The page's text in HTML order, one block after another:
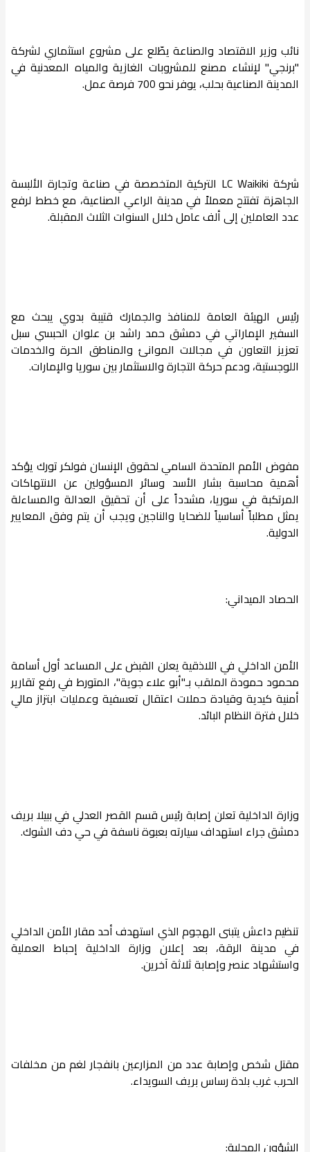
نائب وزير الاقتصاد والصناعة يطّلع على مشروع استثماري لشركة
"برنجي" لإنشاء مصنع للمشروبات الغازية والمياه المعدنية في
المدينة الصناعية بحلب، يوفر نحو 700 فرصة عمل.
شركة LC Waikiki التركية المتخصصة في صناعة وتجارة الألبسة
الجاهزة تفتتح معملاً في مدينة الراعي الصناعية، مع خطط لرفع
عدد العاملين إلى ألف عامل خلال السنوات الثلاث المقبلة.
رئيس الهيئة العامة للمنافذ والجمارك قتيبة بدوي يبحث مع
السفير الإماراتي في دمشق حمد راشد بن علوان الحبسي سبل
تعزيز التعاون في مجالات الموانئ والمناطق الحرة والخدمات
اللوجستية، ودعم حركة التجارة والاستثمار بين سوريا والإمارات.
مفوض الأمم المتحدة السامي لحقوق الإنسان فولكر تورك يؤكد
أهمية محاسبة بشار الأسد وسائر المسؤولين عن الانتهاكات
المرتكبة في سوريا، مشدداً على أن تحقيق العدالة والمساءلة
يمثل مطلباً أساسياً للضحايا والناجين ويجب أن يتم وفق المعايير
الدولية.
الحصاد الميداني:
الأمن الداخلي في اللاذقية يعلن القبض على المساعد أول أسامة
محمود حمودة الملقب بـ"أبو علاء جوية"، المتورط في رفع تقارير
أمنية كيدية وقيادة حملات اعتقال تعسفية وعمليات ابتزاز مالي
خلال فترة النظام البائد.
وزارة الداخلية تعلن إصابة رئيس قسم القصر العدلي في ببيلا بريف
دمشق جراء استهداف سيارته بعبوة ناسفة في حي دف الشوك.
تنظيم داعش يتبنى الهجوم الذي استهدف أحد مقار الأمن الداخلي
في مدينة الرقة، بعد إعلان وزارة الداخلية إحباط العملية
واستشهاد عنصر وإصابة ثلاثة آخرين.
مقتل شخص وإصابة عدد من المزارعين بانفجار لغم من مخلفات
الحرب غرب بلدة رساس بريف السويداء.
الشؤون المحلية: